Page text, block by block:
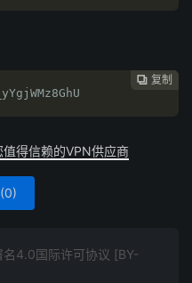
 复制
 复制
 复制
值得信赖的VPN供应商
0)
4.0国际许可协议 [BY-